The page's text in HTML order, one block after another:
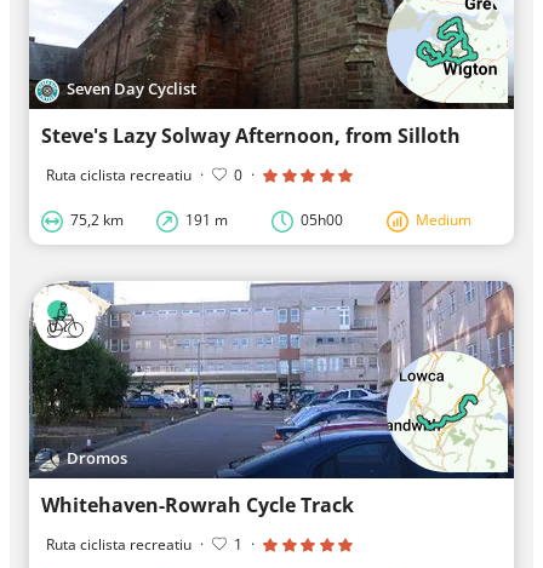
Seven Day Cyclist
Steve's Lazy Solway Afternoon, from Silloth
Ruta ciclista recreatiu · 0 ·
75,2 km 191 m 05h00 Medium
Dromos
Whitehaven-Rowrah Cycle Track
Ruta ciclista recreatiu · 1 ·